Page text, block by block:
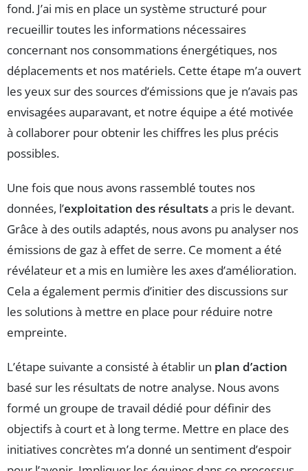
fond. J’ai mis en place un système structuré pour
recueillir toutes les informations nécessaires
concernant nos consommations énergétiques, nos
déplacements et nos matériels. Cette étape m’a ouvert
les yeux sur des sources d’émissions que je n’avais pas
envisagées auparavant, et notre équipe a été motivée
à collaborer pour obtenir les chiffres les plus précis
possibles.
Une fois que nous avons rassemblé toutes nos
données, l’exploitation des résultatsa pris le devant.
Grâce à des outils adaptés, nous avons pu analyser nos
émissions de gaz à effet de serre. Ce moment a été
révélateur et a mis en lumière les axes d’amélioration.
Cela a également permis d’initier des discussions sur
les solutions à mettre en place pour réduire notre
empreinte.
L’étape suivante a consisté à établir un plan d’action
basé sur les résultats de notre analyse. Nous avons
formé un groupe de travail dédié pour définir des
objectifs à court et à long terme. Mettre en place des
initiatives concrètes m’a donné un sentiment d’espoir